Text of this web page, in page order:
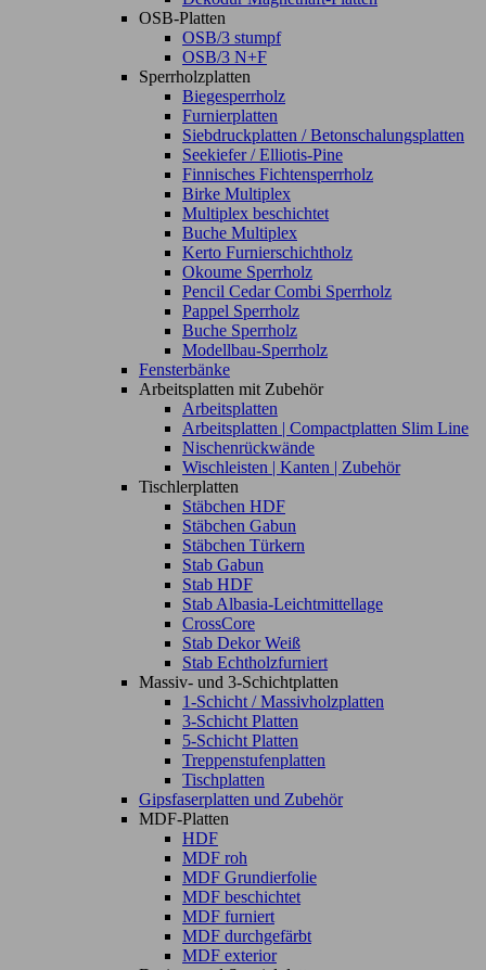
OSB-Platten
OSB/3 stumpf
OSB/3 N+F
Sperrholzplatten
Biegesperrholz
Furnierplatten
Siebdruckplatten / Betonschalungsplatten
Seekiefer / Elliotis-Pine
Finnisches Fichtensperrholz
Birke Multiplex
Multiplex beschichtet
Buche Multiplex
Kerto Furnierschichtholz
Okoume Sperrholz
Pencil Cedar Combi Sperrholz
Pappel Sperrholz
Buche Sperrholz
Modellbau-Sperrholz
Fensterbänke
Arbeitsplatten mit Zubehör
Arbeitsplatten
Arbeitsplatten | Compactplatten Slim Line
Nischenrückwände
Wischleisten | Kanten | Zubehör
Tischlerplatten
Stäbchen HDF
Stäbchen Gabun
Stäbchen Türkern
Stab Gabun
Stab HDF
Stab Albasia-Leichtmittellage
CrossCore
Stab Dekor Weiß
Stab Echtholzfurniert
Massiv- und 3-Schichtplatten
1-Schicht / Massivholzplatten
3-Schicht Platten
5-Schicht Platten
Treppenstufenplatten
Tischplatten
Gipsfaserplatten und Zubehör
MDF-Platten
HDF
MDF roh
MDF Grundierfolie
MDF beschichtet
MDF furniert
MDF durchgefärbt
MDF exterior